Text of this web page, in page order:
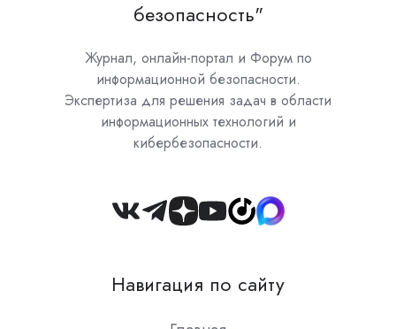
безопасность"
Журнал, онлайн-портал и Форум по
информационной безопасности.
Экспертиза для решения задач в области
информационных технологий и
кибербезопасности.
Join
Slack
Навигация по сайту